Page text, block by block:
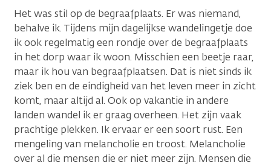
Het was stil op de begraafplaats. Er was niemand,
behalve ik. Tijdens mijn dagelijkse wandelingetje doe
ik ook regelmatig een rondje over de begraafplaats
in het dorp waar ik woon. Misschien een beetje raar,
maar ik hou van begraafplaatsen. Dat is niet sinds ik
ziek ben en de eindigheid van het leven meer in zicht
komt, maar altijd al. Ook op vakantie in andere
landen wandel ik er graag overheen. Het zijn vaak
prachtige plekken. Ik ervaar er een soort rust. Een
mengeling van melancholie en troost. Melancholie
over al die mensen die er niet meer zijn. Mensen die